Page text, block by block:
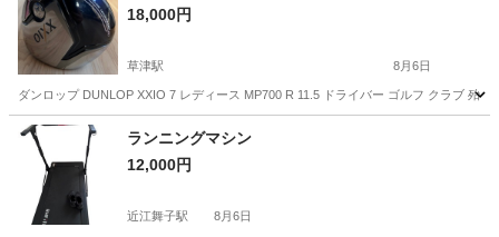
18,000円
草津駅 8月6日
ダンロップ DUNLOP XXIO 7 レディース MP700 R 11.5 ドライバー ゴルフ クラブ 殆
滋賀 草津市 ゴルフ
ランニングマシン
12,000円
近江舞子駅 8月6日